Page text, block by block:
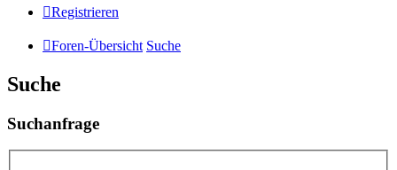
Registrieren
Foren-Übersicht Suche
Suche
Suchanfrage